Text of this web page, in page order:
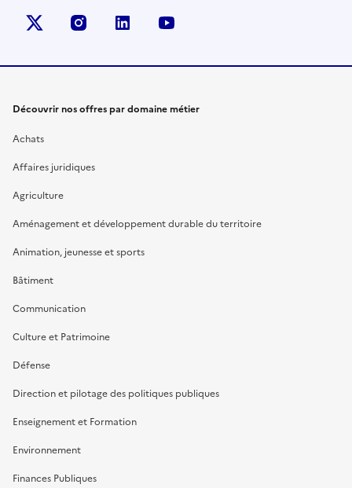
X (anciennement Twitter)
instagramlinkedin
Découvrir nos offres par domaine métier
Achats
Affaires juridiques
Agriculture
Aménagement et développement durable du territoire
Animation, jeunesse et sports
Bâtiment
Communication
Culture et Patrimoine
Défense
Direction et pilotage des politiques publiques
Enseignement et Formation
Environnement
Finances Publiques